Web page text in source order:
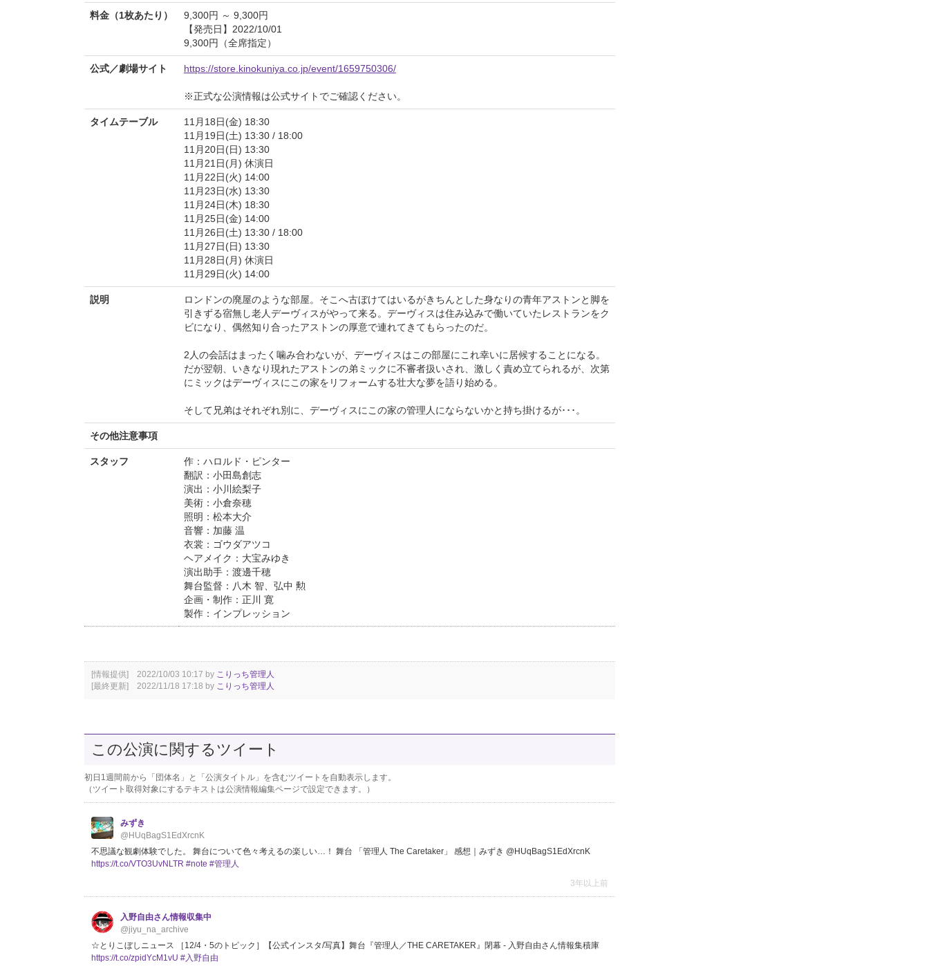
料金（1枚あたり）
9,300円 ～ 9,300円
【発売日】2022/10/01
9,300円（全席指定）
公式／劇場サイト https://store.kinokuniya.co.jp/event/1659750306/
※正式な公演情報は公式サイトでご確認ください。
タイムテーブル
11月18日(金) 18:30
11月19日(土) 13:30 / 18:00
11月20日(日) 13:30
11月21日(月) 休演日
11月22日(火) 14:00
11月23日(水) 13:30
11月24日(木) 18:30
11月25日(金) 14:00
11月26日(土) 13:30 / 18:00
11月27日(日) 13:30
11月28日(月) 休演日
11月29日(火) 14:00
説明
ロンドンの廃屋のような部屋。そこへ古ぼけてはいるがきちんとした身なりの青年アストンと脚を
引きずる宿無し老人デーヴィスがやって来る。デーヴィスは住み込みで働いていたレストランをク
ビになり、偶然知り合ったアストンの厚意で連れてきてもらったのだ。
2人の会話はまったく噛み合わないが、デーヴィスはこの部屋にこれ幸いに居候することになる。
だが翌朝、いきなり現れたアストンの弟ミックに不審者扱いされ、激しく責め立てられるが、次第
にミックはデーヴィスにこの家をリフォームする壮大な夢を語り始める。
そして兄弟はそれぞれ別に、デーヴィスにこの家の管理人にならないかと持ち掛けるが･･･。
その他注意事項
スタッフ
作：ハロルド・ピンター
翻訳：小田島創志
演出：小川絵梨子
美術：小倉奈穂
照明：松本大介
音響：加藤 温
衣裳：ゴウダアツコ
ヘアメイク：大宝みゆき
演出助手：渡邊千穂
舞台監督：八木 智、弘中 勲
企画・制作：正川 寛
製作：インプレッション
[情報提供] 2022/10/03 10:17 by こりっち管理人
[最終更新] 2022/11/18 17:18 by こりっち管理人
この公演に関するツイート
初日1週間前から「団体名」と「公演タイトル」を含むツイートを自動表示します。
（ツイート取得対象にするテキストは公演情報編集ページで設定できます。）
みずき
@HUqBagS1EdXrcnK
不思議な観劇体験でした。 舞台について色々考えるの楽しい…！ 舞台 「管理人 The Caretaker」 感想｜みずき @HUqBagS1EdXrcnK
https://t.co/VTO3UvNLTR #note #管理人
3年以上前
入野自由さん情報収集中
@jiyu_na_archive
☆とりこぼしニュース ［12/4・5のトピック］【公式インスタ/写真】舞台『管理人／THE CARETAKER』閉幕 - 入野自由さん情報集積庫
https://t.co/zpidYcM1vU #入野自由